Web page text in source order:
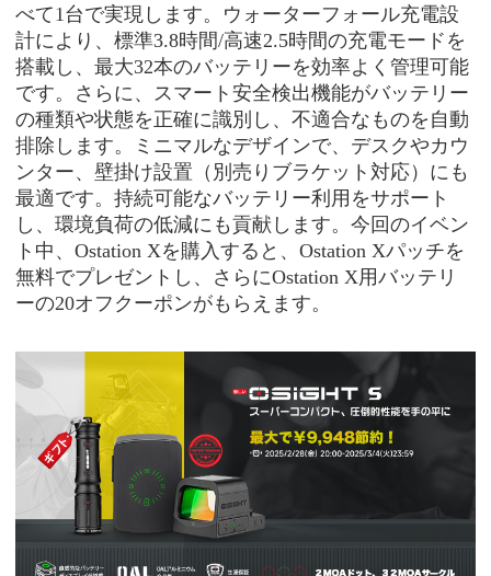
べて1台で実現します。ウォーターフォール充電設
計により、標準3.8時間/高速2.5時間の充電モードを
搭載し、最大32本のバッテリーを効率よく管理可能
です。さらに、スマート安全検出機能がバッテリー
の種類や状態を正確に識別し、不適合なものを自動
排除します。ミニマルなデザインで、デスクやカウ
ンター、壁掛け設置（別売りブラケット対応）にも
最適です。持続可能なバッテリー利用をサポート
し、環境負荷の低減にも貢献します。今回のイベン
ト中、Ostation Xを購入すると、Ostation Xパッチを
無料でプレゼントし、さらにOstation X用バッテリ
ーの20オフクーポンがもらえます。